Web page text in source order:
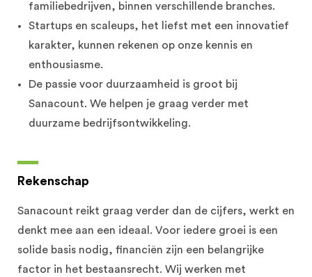
familiebedrijven, binnen verschillende branches.
Startups en scaleups, het liefst met een innovatief
karakter, kunnen rekenen op onze kennis en
enthousiasme.
De passie voor duurzaamheid is groot bij
Sanacount. We helpen je graag verder met
duurzame bedrijfsontwikkeling.
Rekenschap
Sanacount reikt graag verder dan de cijfers, werkt en
denkt mee aan een ideaal. Voor iedere groei is een
solide basis nodig, financiën zijn een belangrijke
factor in het bestaansrecht. Wij werken met